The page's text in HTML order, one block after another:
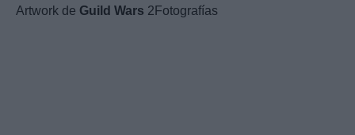
Artwork de Guild Wars 2Fotografías